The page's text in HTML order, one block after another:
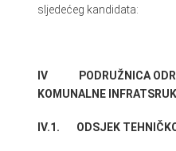
sljedećeg kandidata:
IV PODRUŽNICA
KOMUNALNE
IV.1. ODSJEK